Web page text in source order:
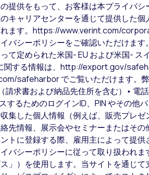
提供をもって、お客様は本プライバ
キャリアセンターを通じて提供した
れます。https://www.verint.com/
バシーポリシーをご確認いただけま
て定められた米国- EU および米国- ス
関する情報は、http://export.gov/
safeharbor でご覧いただけます。
求書および納品先住所を含む）• 電
るためのログインID、PIN やその他
集した個人情報（例えば、販売プレ
先情報、展示会やセミナーまたはそ
トに登録する際、雇用主によって提
バシーポリシーに従って取り扱われ
」）を使用します。当サイトを通じ